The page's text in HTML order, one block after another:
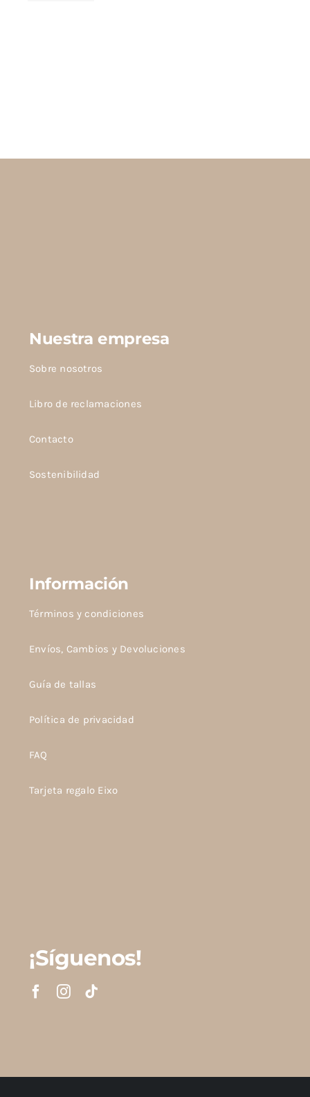
Nuestra empresa
Sobre nosotros
Libro de reclamaciones
Contacto
Sostenibilidad
Información
Términos y condiciones
Envíos, Cambios y Devoluciones
Guía de tallas
Política de privacidad
FAQ
Tarjeta regalo Eixo
¡Síguenos!